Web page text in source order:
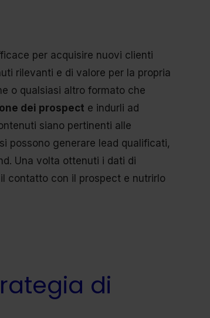
per acquisire nuovi clienti
rilevanti e di valore per la propria
o qualsiasi altro formato che
dei prospect e indurli ad
siano pertinenti alle
possono generare lead qualificati,
Una volta ottenuti i dati di
contatto con il prospect e nutrirlo
di